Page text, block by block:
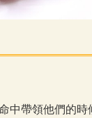
中帶領他們的